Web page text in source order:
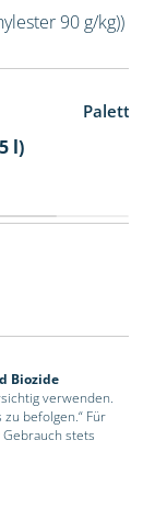
90 g/kg))
l)
Biozide
verwenden.
befolgen.“ Für
stets